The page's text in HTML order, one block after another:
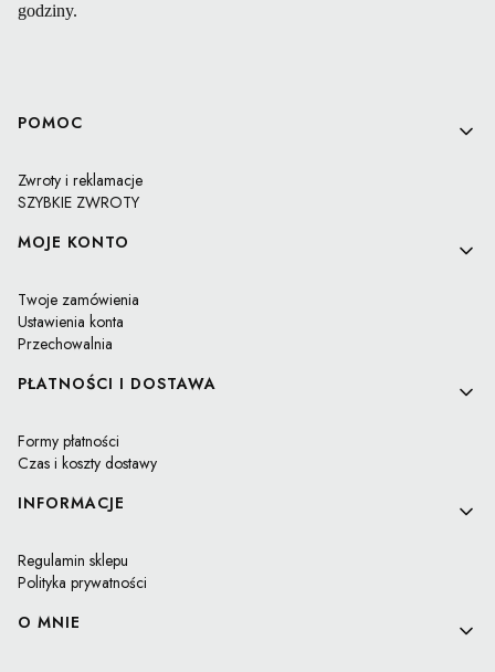
godziny.
Linki w stopce
POMOC
Zwroty i reklamacje
SZYBKIE ZWROTY
MOJE KONTO
Twoje zamówienia
Ustawienia konta
Przechowalnia
PŁATNOŚCI I DOSTAWA
Formy płatności
Czas i koszty dostawy
INFORMACJE
Regulamin sklepu
Polityka prywatności
O MNIE